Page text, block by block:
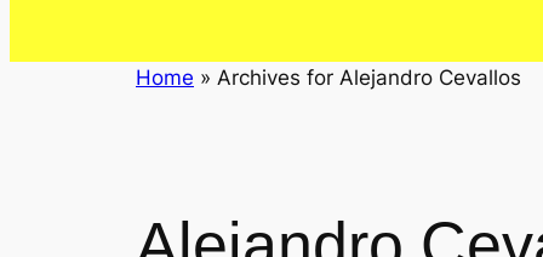
Home » Archives for Alejandro Cevallos